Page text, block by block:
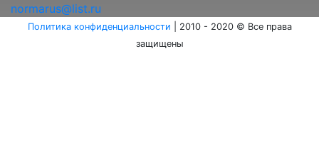
normarus@list.ru
Политика конфиденциальности | 2010 - 2020 © Все права
защищены